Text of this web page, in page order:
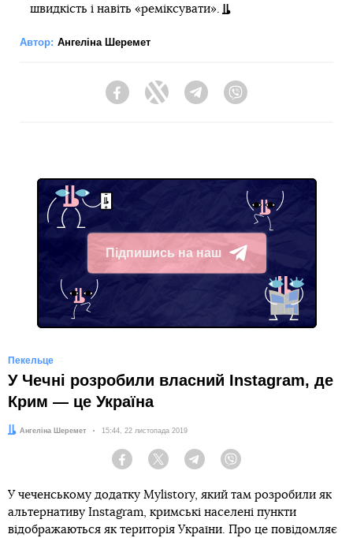
швидкість і навіть «реміксувати».
Автор: Ангеліна Шеремет
FacebookTwitter Telegram
Підпишись на наш
Telegram
Пекельце
У Чечні розробили власний Instagram, де
Крим — це Україна
Автор:
Ангеліна Шеремет Дата:
15:44, 22 листопада 2019
Facebook Twitter Telegram
У чеченському додатку Mylistory, який там розробили як
альтернативу Instagram, кримські населені пункти
відображаються як територія України. Про це повідомляє